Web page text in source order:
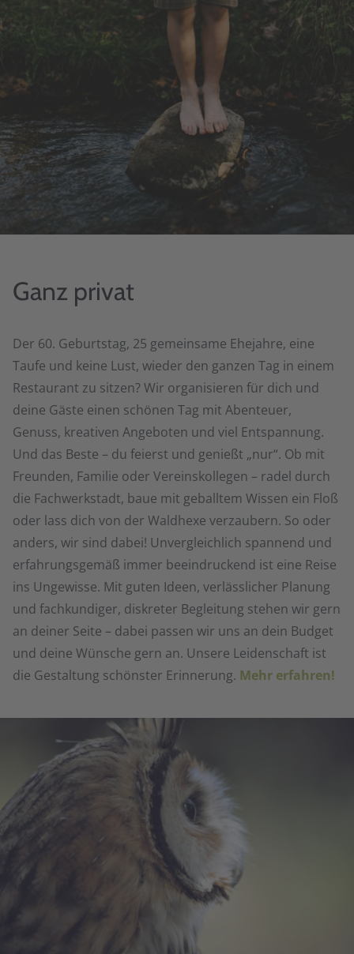
Ganz privat
Der 60. Geburtstag, 25 gemeinsame Ehejahre, eine
Taufe und keine Lust, wieder den ganzen Tag in einem
Restaurant zu sitzen? Wir organisieren für dich und
deine Gäste einen schönen Tag mit Abenteuer,
Genuss, kreativen Angeboten und viel Entspannung.
Und das Beste – du feierst und genießt „nur“. Ob mit
Freunden, Familie oder Vereinskollegen – radel durch
die Fachwerkstadt, baue mit geballtem Wissen ein Floß
oder lass dich von der Waldhexe verzaubern. So oder
anders, wir sind dabei! Unvergleichlich spannend und
erfahrungsgemäß immer beeindruckend ist eine Reise
ins Ungewisse. Mit guten Ideen, verlässlicher Planung
und fachkundiger, diskreter Begleitung stehen wir gern
an deiner Seite – dabei passen wir uns an dein Budget
und deine Wünsche gern an. Unsere Leidenschaft ist
die Gestaltung schönster Erinnerung. Mehr erfahren!